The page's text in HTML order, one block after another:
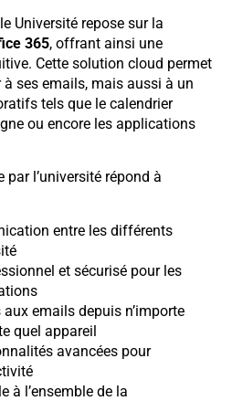
Université repose sur la
365, offrant ainsi une
Cette solution cloud permet
à ses emails, mais aussi à un
tels que le calendrier
ou encore les applications
par l’université répond à
entre les différents
et sécurisé pour les
emails depuis n’importe
quel appareil
avancées pour
à l’ensemble de la